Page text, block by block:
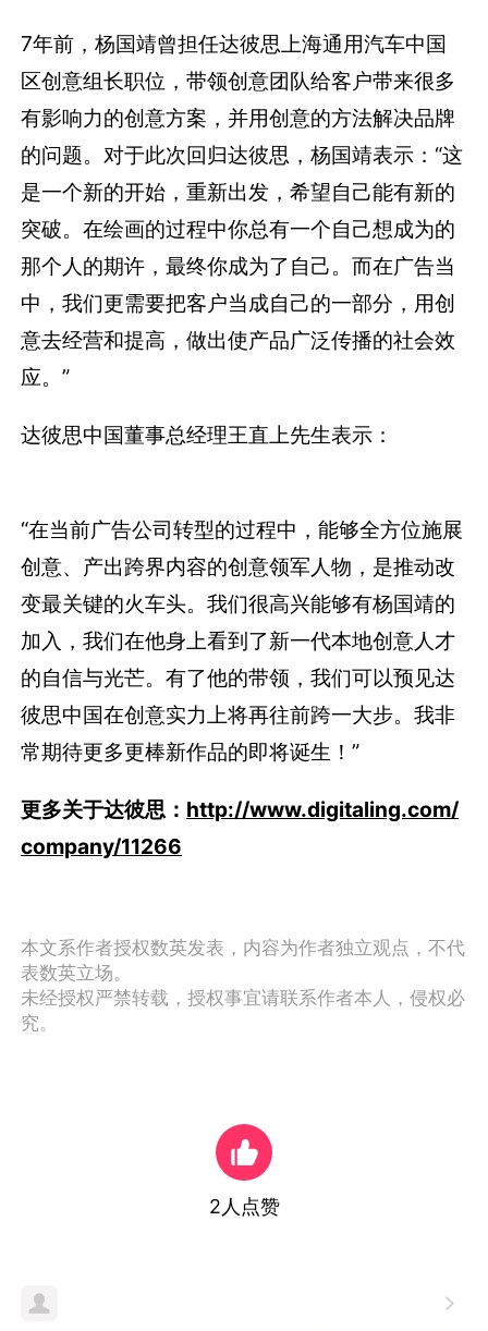
7年前，杨国靖曾担任达彼思上海通用汽车中国
区创意组长职位，带领创意团队给客户带来很多
有影响力的创意方案，并用创意的方法解决品牌
的问题。对于此次回归达彼思，杨国靖表示：“这
是一个新的开始，重新出发，希望自己能有新的
突破。在绘画的过程中你总有一个自己想成为的
那个人的期许，最终你成为了自己。而在广告当
中，我们更需要把客户当成自己的一部分，用创
意去经营和提高，做出使产品广泛传播的社会效
应。”
达彼思中国董事总经理王直上先生表示：
“在当前广告公司转型的过程中，能够全方位施展
创意、产出跨界内容的创意领军人物，是推动改
变最关键的火车头。我们很高兴能够有杨国靖的
加入，我们在他身上看到了新一代本地创意人才
的自信与光芒。有了他的带领，我们可以预见达
彼思中国在创意实力上将再往前跨一大步。我非
常期待更多更棒新作品的即将诞生！”
更多关于达彼思： http://www.digitaling.com/
company/11266
本文系作者授权数英发表，内容为作者独立观点，不代
表数英立场。
未经授权严禁转载，授权事宜请联系作者本人，侵权必
究。
2人点赞
